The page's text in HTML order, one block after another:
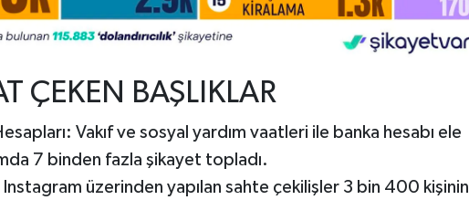
ÇEKEN BAŞLIKLAR
Vakıf ve sosyal yardım vaatleri ile banka hesabı ele
7 binden fazla şikayet topladı.
üzerinden yapılan sahte çekilişler 3 bin 400 kişinin